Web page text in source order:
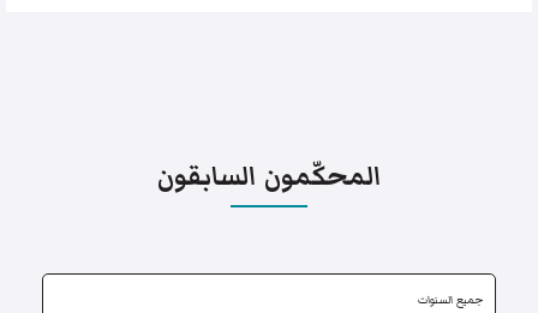
المحكّمون السابقون